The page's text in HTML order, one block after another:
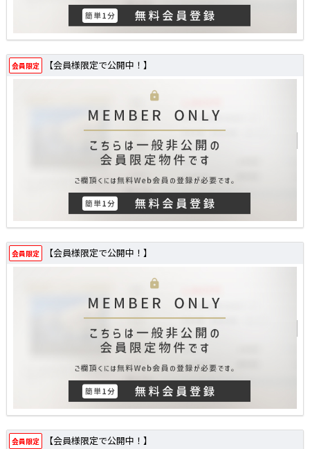
会員限定 【会員様限定で公開中！】
会員限定 【会員様限定で公開中！】
会員限定 【会員様限定で公開中！】